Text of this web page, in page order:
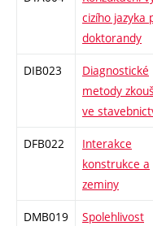
cizího jazyka
doktorandy
DIB023
Diagnostické
metody
ve
DFB022
Interakce
konstrukce a
zeminy
DMB019
Spolehlivost